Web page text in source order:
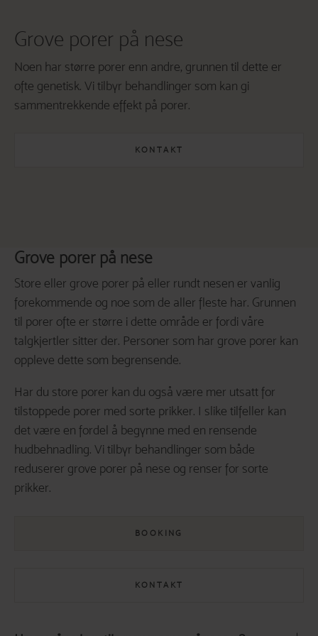
Grove porer på nese
Noen har større porer enn andre, grunnen til dette er
ofte genetisk. Vi tilbyr behandlinger som kan gi
sammentrekkende effekt på porer.
KONTAKT
Grove porer på nese
Store eller grove porer på eller rundt nesen er vanlig
forekommende og noe som de aller fleste har. Grunnen
til porer ofte er større i dette område er fordi våre
talgkjertler sitter der. Personer som har grove porer kan
oppleve dette som begrensende.
Har du store porer kan du også være mer utsatt for
tilstoppede porer med sorte prikker. I slike tilfeller kan
det være en fordel å begynne med en rensende
hudbehnadling. Vi tilbyr behandlinger som både
reduserer grove porer på nese og renser for sorte
prikker.
BOOKING
KONTAKT